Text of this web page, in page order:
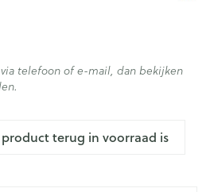
terug in voorraad is
telefoon of e-mail, dan bekijken